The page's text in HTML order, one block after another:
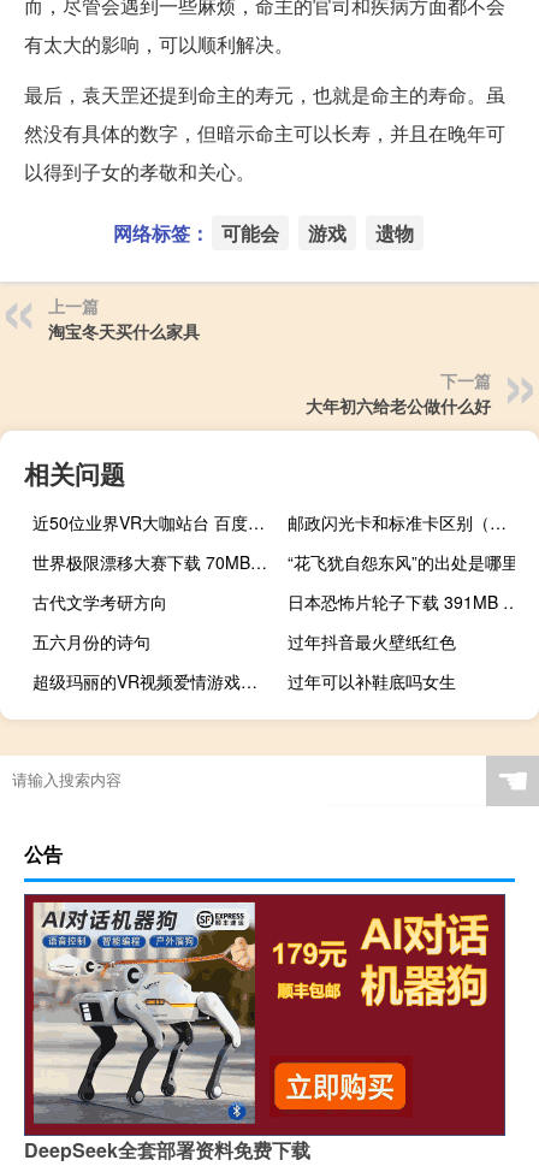
而，尽管会遇到一些麻烦，命主的官司和疾病方面都不会
有太大的影响，可以顺利解决。
最后，袁天罡还提到命主的寿元，也就是命主的寿命。虽
然没有具体的数字，但暗示命主可以长寿，并且在晚年可
以得到子女的孝敬和关心。
网络标签： 可能会 游戏 遗物
上一篇
淘宝冬天买什么家具
下一篇
大年初六给老公做什么好
相关问题
近50位业界VR大咖站台 百度VR品牌升级
邮政闪光卡和标准卡区别（邮政闪光卡和标准卡区别是什么）
世界极限漂移大赛下载 70MB 极限刺激类VR视频
“花飞犹自怨东风”的出处是哪里
古代文学考研方向
日本恐怖片轮子下载 391MB 悬疑惊悚类VR视频
五六月份的诗句
过年抖音最火壁纸红色
超级玛丽的VR视频爱情游戏下载 119MB
过年可以补鞋底吗女生
☚
公告
DeepSeek全套部署资料免费下载